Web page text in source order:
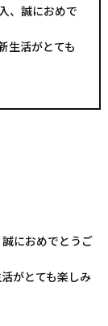
、誠におめで
生活がとても
におめでとうご
がとても楽しみ